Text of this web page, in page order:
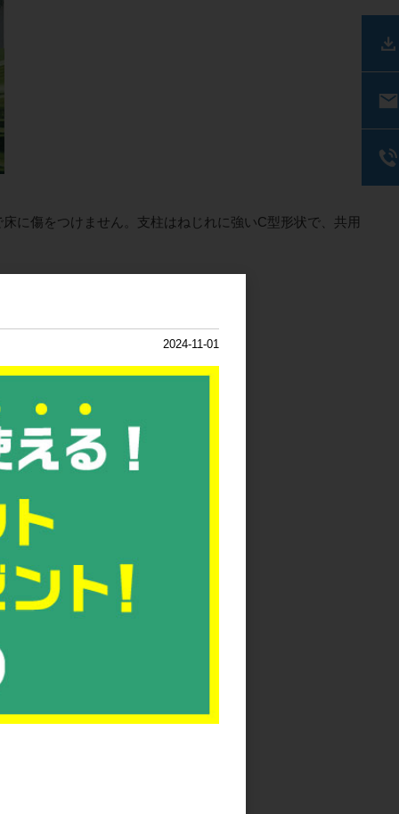
に傷をつけません。支柱はねじれに強いC型形状で、共用
2024-11-01